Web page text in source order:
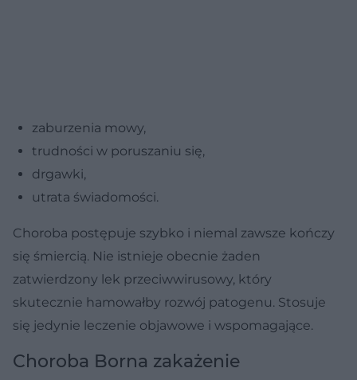
zaburzenia mowy,
trudności w poruszaniu się,
drgawki,
utrata świadomości.
Choroba postępuje szybko i niemal zawsze kończy
się śmiercią. Nie istnieje obecnie żaden
zatwierdzony lek przeciwwirusowy, który
skutecznie hamowałby rozwój patogenu. Stosuje
się jedynie leczenie objawowe i wspomagające.
Choroba Borna zakażenie